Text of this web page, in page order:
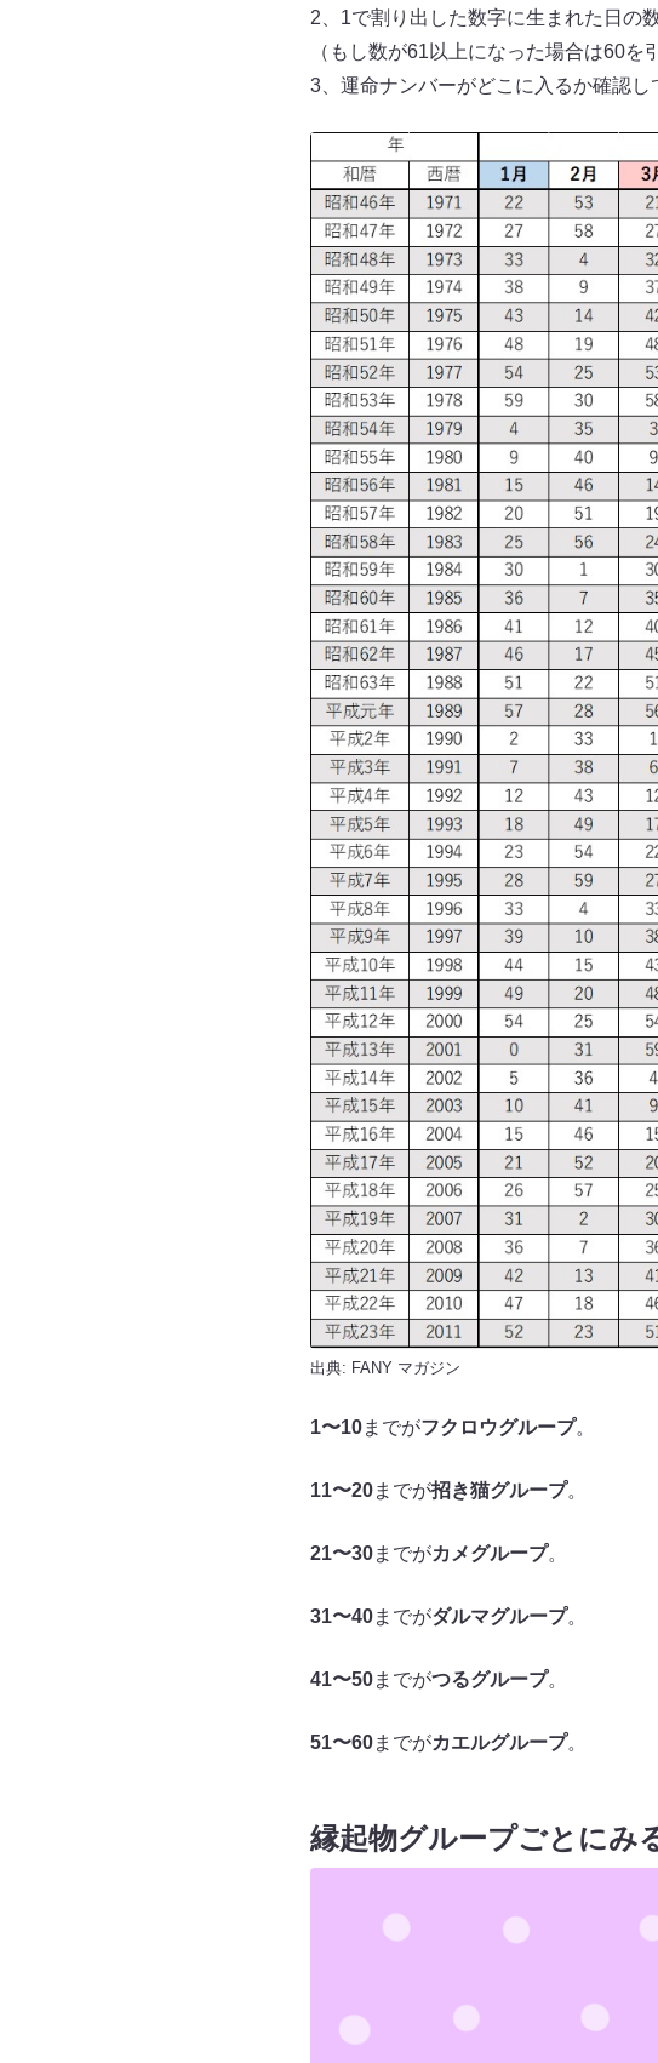
2、1で割り出した数字に生まれた日の
（もし数が61以上になった場合は60を
3、運命ナンバーがどこに入るか確認し
出典: FANY マガジン
1〜10までがフクロウグループ。
11〜20までが招き猫グループ。
21〜30までがカメグループ。
31〜40までがダルマグループ。
41〜50までがつるグループ。
51〜60までがカエルグループ。
縁起物グループごとにみ